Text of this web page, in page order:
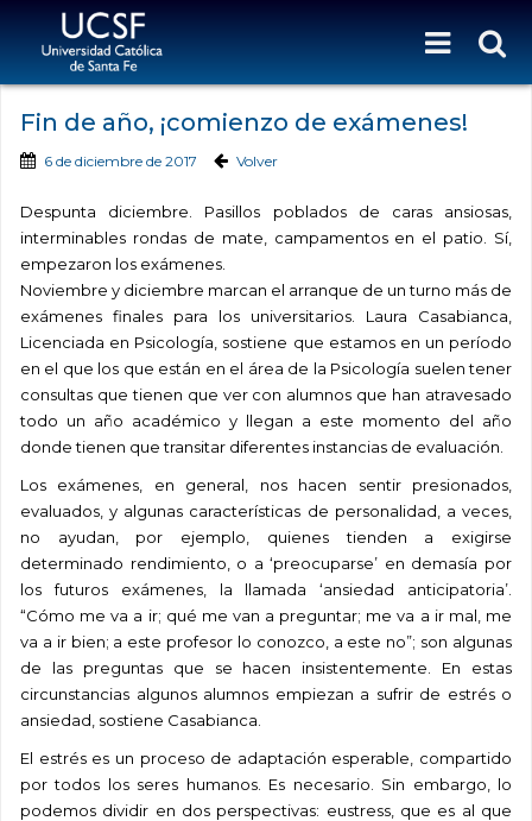
Fin de año, ¡comienzo de exámenes!
6 de diciembre de 2017 Volver
Despunta diciembre. Pasillos poblados de caras ansiosas,
interminables rondas de mate, campamentos en el patio. Sí,
empezaron los exámenes.
Noviembre y diciembre marcan el arranque de un turno más de
exámenes finales para los universitarios. Laura Casabianca,
Licenciada en Psicología, sostiene que estamos en un período
en el que los que están en el área de la Psicología suelen tener
consultas que tienen que ver con alumnos que han atravesado
todo un año académico y llegan a este momento del año
donde tienen que transitar diferentes instancias de evaluación.
Los exámenes, en general, nos hacen sentir presionados,
evaluados, y algunas características de personalidad, a veces,
no ayudan, por ejemplo, quienes tienden a exigirse
determinado rendimiento, o a ‘preocuparse’ en demasía por
los futuros exámenes, la llamada ‘ansiedad anticipatoria’.
“Cómo me va a ir; qué me van a preguntar; me va a ir mal, me
va a ir bien; a este profesor lo conozco, a este no”; son algunas
de las preguntas que se hacen insistentemente. En estas
circunstancias algunos alumnos empiezan a sufrir de estrés o
ansiedad, sostiene Casabianca.
El estrés es un proceso de adaptación esperable, compartido
por todos los seres humanos. Es necesario. Sin embargo, lo
podemos dividir en dos perspectivas: eustress, que es al que